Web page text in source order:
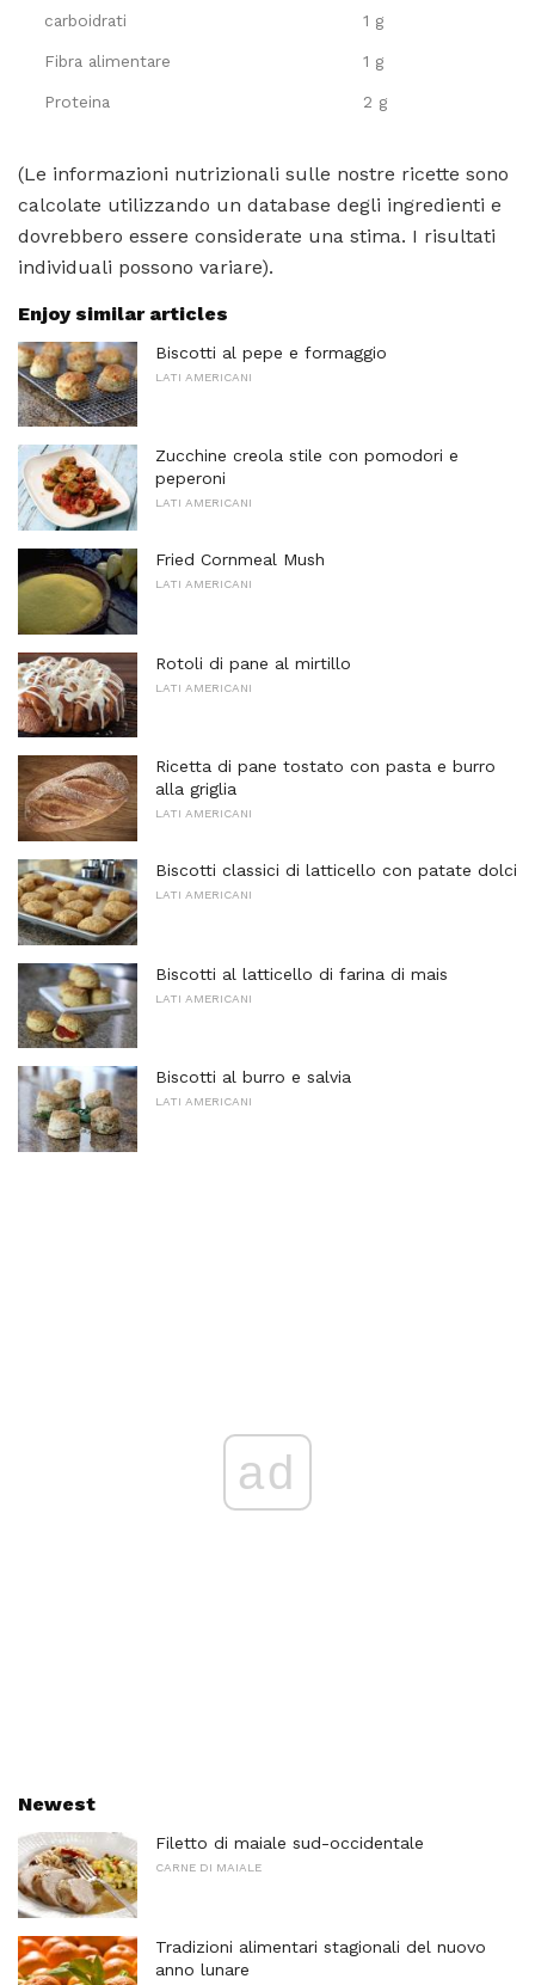
carboidrati 1 g
Fibra alimentare 1 g
Proteina 2 g
(Le informazioni nutrizionali sulle nostre ricette sono
calcolate utilizzando un database degli ingredienti e
dovrebbero essere considerate una stima. I risultati
individuali possono variare).
Enjoy similar articles
Biscotti al pepe e formaggio
LATI AMERICANI
Zucchine creola stile con pomodori e
peperoni
LATI AMERICANI
Fried Cornmeal Mush
LATI AMERICANI
Rotoli di pane al mirtillo
LATI AMERICANI
Ricetta di pane tostato con pasta e burro
alla griglia
LATI AMERICANI
Biscotti classici di latticello con patate dolci
LATI AMERICANI
Biscotti al latticello di farina di mais
LATI AMERICANI
Biscotti al burro e salvia
LATI AMERICANI
ad
Newest
Filetto di maiale sud-occidentale
CARNE DI MAIALE
Tradizioni alimentari stagionali del nuovo
anno lunare